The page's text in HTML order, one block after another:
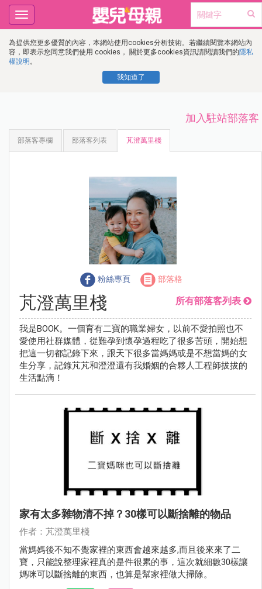
為提供您更多優質的內容，本網站使用cookies分析技術。若繼續閱覽本網站內
容，即表示您同意我們使用 cookies， 關於更多cookies資訊請閱讀我們的隱私
權說明 。
我知道了
Toggle
navigation
加入駐站部落客
部落客專欄 部落客列表 芃澄萬里棧
粉絲專頁 部落格
芃澄萬里棧 所有部落客列表
我是BOOK。一個育有二寶的職業婦女，以前不愛拍照也不
愛使用社群媒體，從難孕到懷孕過程吃了很多苦頭，開始想
把這一切都記錄下來，跟天下很多當媽媽或是不想當媽的女
生分享，記錄芃芃和澄澄還有我婚姻的合夥人工程師拔拔的
生活點滴！
家有太多雜物清不掉？30樣可以斷捨離的物品
作者：芃澄萬里棧
當媽媽後不知不覺家裡的東西會越來越多,而且後來來了二
寶，只能說整理家裡真的是件很累的事，這次就細數30樣讓
媽咪可以斷捨離的東西，也算是幫家裡做大掃除。